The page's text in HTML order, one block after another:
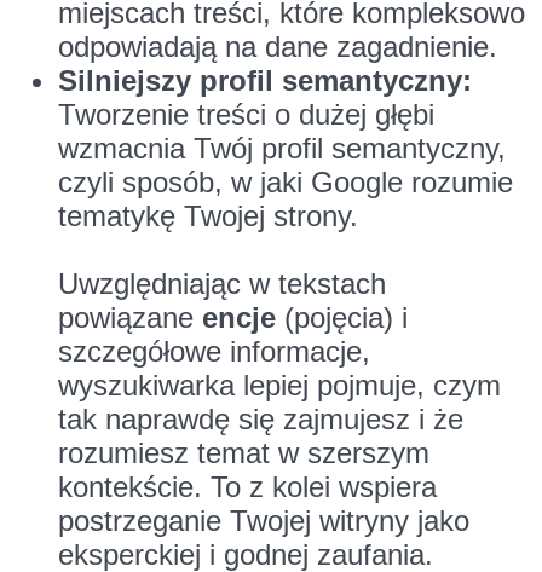
miejscach treści, które kompleksowo
odpowiadają na dane zagadnienie.
Silniejszy profil semantyczny:
Tworzenie treści o dużej głębi
wzmacnia Twój profil semantyczny,
czyli sposób, w jaki Google rozumie
tematykę Twojej strony.
Uwzględniając w tekstach
powiązane encje (pojęcia) i
szczegółowe informacje,
wyszukiwarka lepiej pojmuje, czym
tak naprawdę się zajmujesz i że
rozumiesz temat w szerszym
kontekście. To z kolei wspiera
postrzeganie Twojej witryny jako
eksperckiej i godnej zaufania.